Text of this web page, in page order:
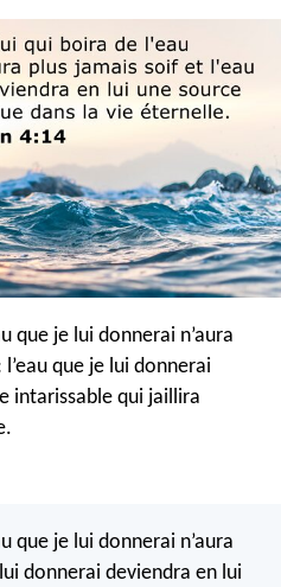
que je lui donnerai n’aura
que je lui donnerai
intarissable qui jaillira
que je lui donnerai n’aura
donnerai deviendra en lui